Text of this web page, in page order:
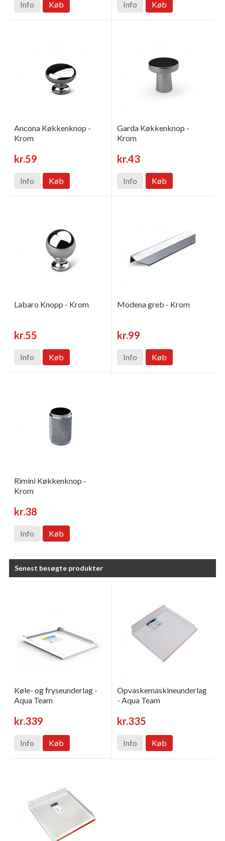
Info Køb Info Køb
Ancona Køkkenknop -
Krom
kr.59
Info Køb
Garda Køkkenknop -
Krom
kr.43
Info Køb
Labaro Knopp - Krom
kr.55
Info Køb
Modena greb - Krom
kr.99
Info Køb
Rimini Køkkenknop -
Krom
kr.38
Info Køb
Senest besøgte produkter
Køle- og fryseunderlag -
Aqua Team
kr.339
Info Køb
Opvaskemaskineunderlag
- Aqua Team
kr.335
Info Køb